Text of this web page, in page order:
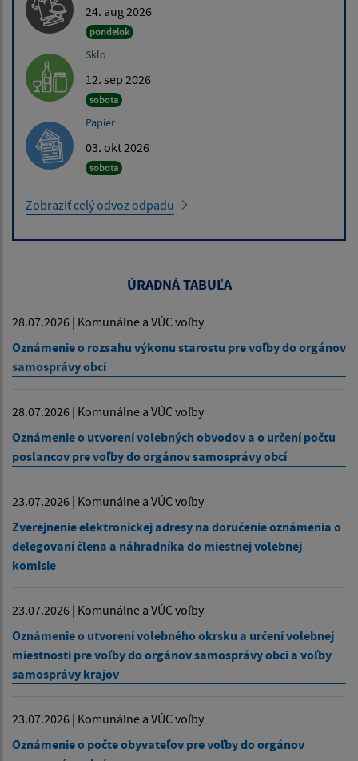
24. aug 2026
pondelok
Sklo
12. sep 2026
sobota
Papier
03. okt 2026
sobota
Zobraziť celý odvoz odpadu
ÚRADNÁ TABUĽA
28.07.2026 | Komunálne a VÚC voľby
Oznámenie o rozsahu výkonu starostu pre voľby do orgánov
samosprávy obcí
28.07.2026 | Komunálne a VÚC voľby
Oznámenie o utvorení volebných obvodov a o určení počtu
poslancov pre voľby do orgánov samosprávy obcí
23.07.2026 | Komunálne a VÚC voľby
Zverejnenie elektronickej adresy na doručenie oznámenia o
delegovaní člena a náhradníka do miestnej volebnej
komisie
23.07.2026 | Komunálne a VÚC voľby
Oznámenie o utvorení volebného okrsku a určení volebnej
miestnosti pre voľby do orgánov samosprávy obci a voľby
samosprávy krajov
23.07.2026 | Komunálne a VÚC voľby
Oznámenie o počte obyvateľov pre voľby do orgánov